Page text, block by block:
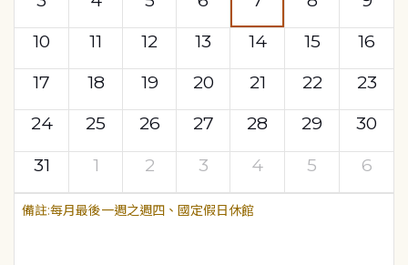
10
11 12 13 14 15
16
17
18 19 20 21 22
23
24
25 26 27 28 29
30
31
1 2 3 4 5 6
每月最後一週之週四、國定假日休館